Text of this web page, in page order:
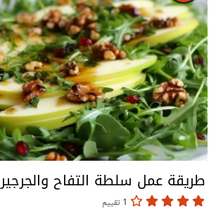
طريقة عمل سلطة التفاح والجرجير
1 تقييم